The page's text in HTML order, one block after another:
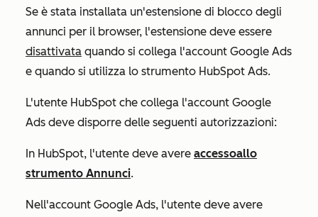
Se è stata installata un'estensione di blocco degli
annunci per il browser, l'estensione deve essere
disattivata quando si collega l'account Google Ads
e quando si utilizza lo strumento HubSpot Ads.
L'utente HubSpot che collega l'account Google
Ads deve disporre delle seguenti autorizzazioni:
In HubSpot, l'utente deve avere accessoallo
strumento Annunci.
Nell'account Google Ads, l'utente deve avere